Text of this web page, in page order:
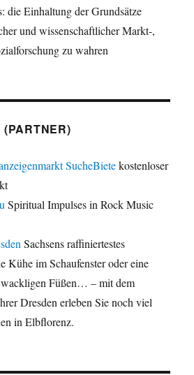
die Einhaltung der Grundsätze
und wissenschaftlicher Markt-,
zu wahren
SucheBietekostenloser
Spiritual Impulses in Rock Music
Sachsens raffiniertestes
Kühe im Schaufenster oder eine
Füßen… – mit dem
Dresden erleben Sie noch viel
in Elbflorenz.